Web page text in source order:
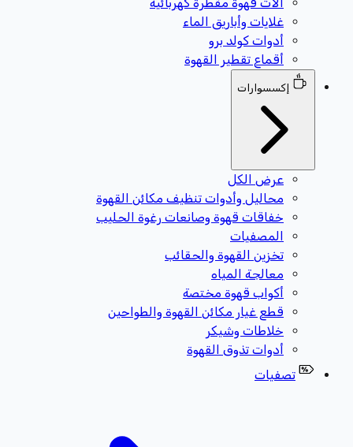
غلايات وأباريق الماء
أدوات كولد برو
أقماع تقطير القهوة
إكسسوارات
عرض الكل
محاليل وأدوات تنظيف مكائن القهوة
خفاقات قهوة وصانعات رغوة الحليب
المصفيات
تخزين القهوة والحقائب
معالجة المياه
أكواب قهوة مختصة
قطع غيار مكائن القهوة والطواحين
خلاطات وشيكر
أدوات تذوق القهوة
تصفيات